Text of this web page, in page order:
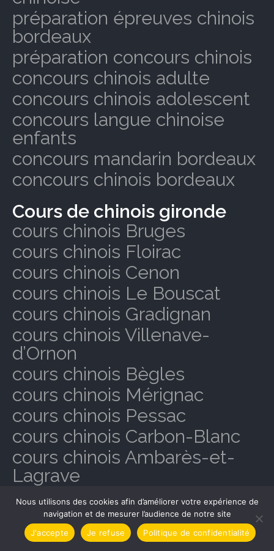
préparation épreuves chinois
bordeaux
préparation concours chinois
concours chinois adulte
concours chinois adolescent
concours langue chinoise
enfants
concours mandarin bordeaux
concours chinois bordeaux
Cours de chinois gironde
cours chinois Bruges
cours chinois Floirac
cours chinois Cenon
cours chinois Le Bouscat
cours chinois Gradignan
cours chinois Villenave-
d’Ornon
cours chinois Bègles
cours chinois Mérignac
cours chinois Pessac
cours chinois Carbon-Blanc
cours chinois Ambarès-et-
Lagrave
cours chinois Artigues-près-
Bordeaux
cours chinois Le Bouscat
Nous utilisons des cookies afin d’améliorer votre expérience de
navigation et de mesurer l’audience de notre site
J'accepte
Je refuse Politique de confidentialité